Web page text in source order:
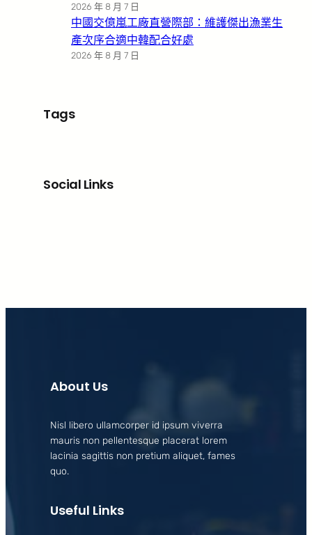
2026 年 8 月 7 日
中國交億嵐工廠直營際部：維護傑出漁業生
產次序合適中韓配合好處
2026 年 8 月 7 日
Tags
Social Links
About Us
Nisl libero ullamcorper id ipsum viverra
mauris non pellentesque placerat lorem
lacinia sagittis non pretium aliquet, fames
quo.
Useful Links